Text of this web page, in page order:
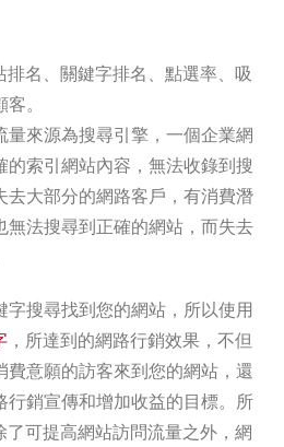
排名、關鍵字排名、點選率、吸
。
量來源為搜尋引擎，一個企業網
的索引網站內容，無法收錄到搜
去大部分的網路客戶，有消費潛
無法搜尋到正確的網站，而失去
搜尋找到您的網站，所以使用
，所達到的網路行銷效果，不但
費意願的訪客來到您的網站，還
行銷宣傳和增加收益的目標。所
了可提高網站訪問流量之外，網